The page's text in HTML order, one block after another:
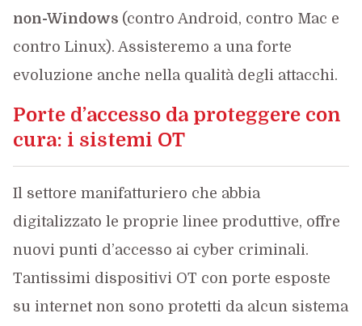
non-Windows (contro Android, contro Mac e
contro Linux). Assisteremo a una forte
evoluzione anche nella qualità degli attacchi.
Porte d’accesso da proteggere con
cura: i sistemi OT
Il settore manifatturiero che abbia
digitalizzato le proprie linee produttive, offre
nuovi punti d’accesso ai cyber criminali.
Tantissimi dispositivi OT con porte esposte
su internet non sono protetti da alcun sistema